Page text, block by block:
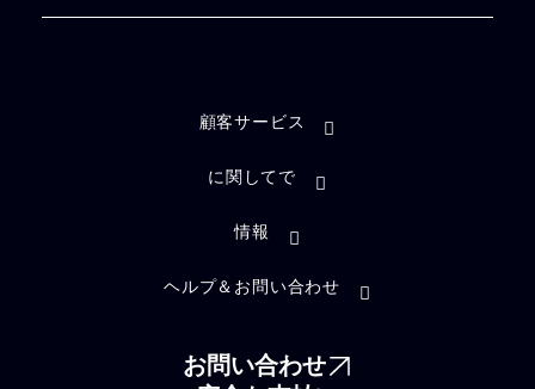
顧客サービス
に関してで
情報
ヘルプ＆お問い合わせ
お問い合わせ